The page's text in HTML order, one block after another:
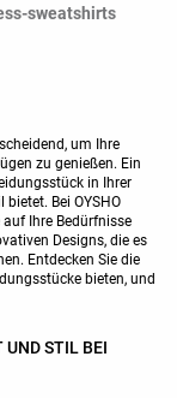
sweatshirts
um Ihre
zu genießen. Ein
in Ihrer
Bei OYSHO
Ihre Bedürfnisse
Designs, die es
Entdecken Sie die
bieten, und
UND STIL BEI